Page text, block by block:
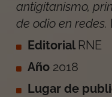
antigitanismo,
de odio en redes.
Editorial RNE
Año 2018
Lugar de